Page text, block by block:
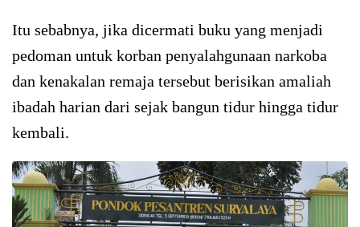
Itu sebabnya, jika dicermati buku yang menjadi
pedoman untuk korban penyalahgunaan narkoba
dan kenakalan remaja tersebut berisikan amaliah
ibadah harian dari sejak bangun tidur hingga tidur
kembali.